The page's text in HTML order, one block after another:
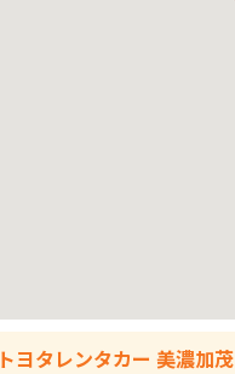
トヨタレンタカー 美濃加茂